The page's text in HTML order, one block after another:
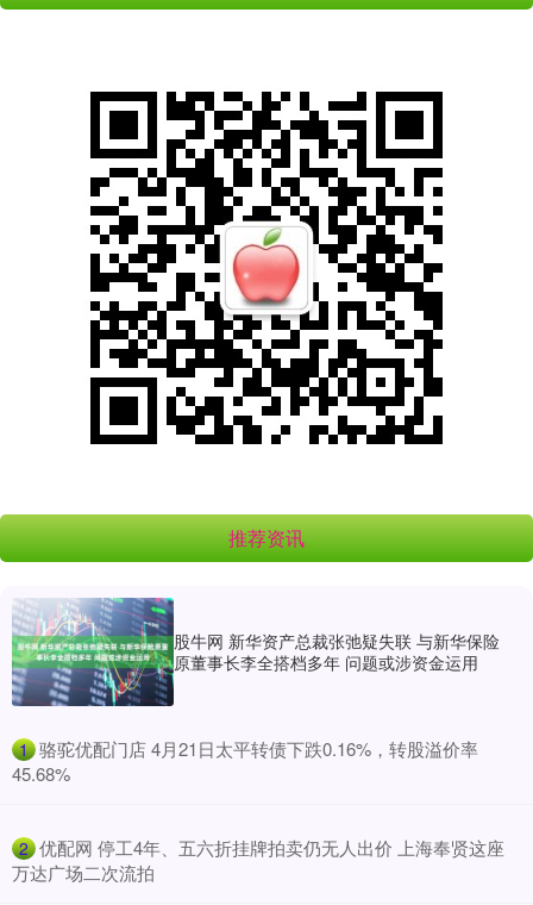
推荐资讯
股牛网 新华资产总裁张弛疑失联 与新华保险
原董事长李全搭档多年 问题或涉资金运用
1 ​骆驼优配门店 4月21日太平转债下跌0.16%，转股溢价率
45.68%
2 ​优配网 停工4年、五六折挂牌拍卖仍无人出价 上海奉贤这座
万达广场二次流拍